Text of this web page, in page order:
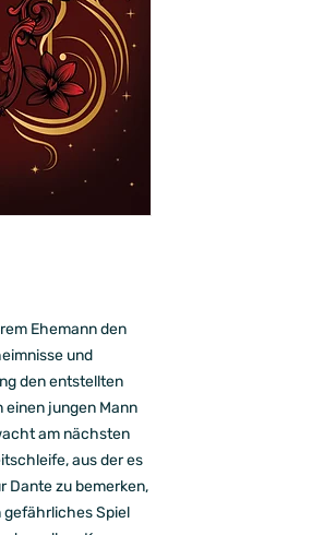
Ehemann den
und
den entstellten
einen jungen Mann
am nächsten
aus der es
Dante zu bemerken,
gefährliches Spiel